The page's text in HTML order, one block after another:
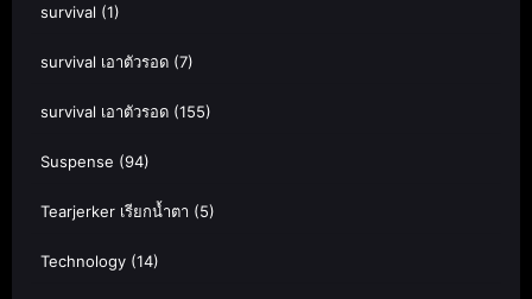
survival (1)
survival เอาตัวรอด (7)
survival เอาตัวรอด (155)
Suspense (94)
Tearjerker เรียกน้ำตา (5)
Technology (14)